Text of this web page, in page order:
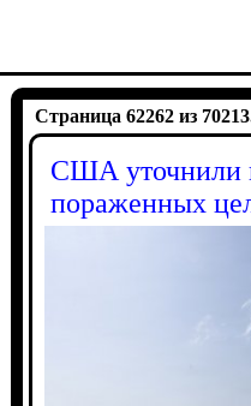
Страница 62262 из
США уточнили
пораженных